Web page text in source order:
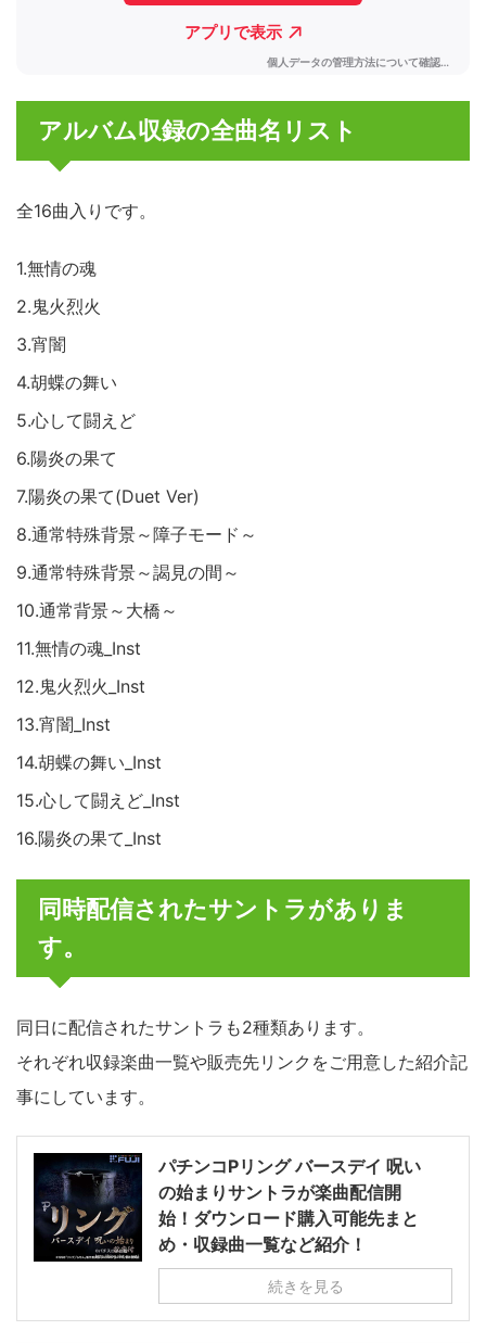
アルバム収録の全曲名リスト
全16曲入りです。
1.無情の魂
2.鬼火烈火
3.宵闇
4.胡蝶の舞い
5.心して闘えど
6.陽炎の果て
7.陽炎の果て(Duet Ver)
8.通常特殊背景～障子モード～
9.通常特殊背景～謁見の間～
10.通常背景～大橋～
11.無情の魂_Inst
12.鬼火烈火_Inst
13.宵闇_Inst
14.胡蝶の舞い_Inst
15.心して闘えど_Inst
16.陽炎の果て_Inst
同時配信されたサントラがありま
す。
同日に配信されたサントラも2種類あります。
それぞれ収録楽曲一覧や販売先リンクをご用意した紹介記
事にしています。
パチンコPリング バースデイ 呪い
の始まりサントラが楽曲配信開
始！ダウンロード購入可能先まと
め・収録曲一覧など紹介！
続きを見る